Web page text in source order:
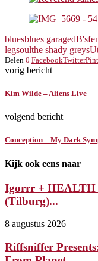
bluesblues garagedB's
legsoulthe shady greys
Delen 0 FacebookTwitter
vorig bericht
Kim Wilde – Aliens Live
volgend bericht
Conception – My Dark
Kijk ook eens naar
Igorrr + HEALTH
(Tilburg)...
8 augustus 2026
Riffsniffer